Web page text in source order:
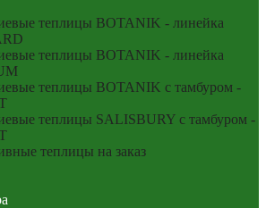
теплицы BOTANIK - линейка
теплицы BOTANIK - линейка
теплицы BOTANIK с тамбуром -
теплицы SALISBURY с тамбуром -
теплицы на заказ